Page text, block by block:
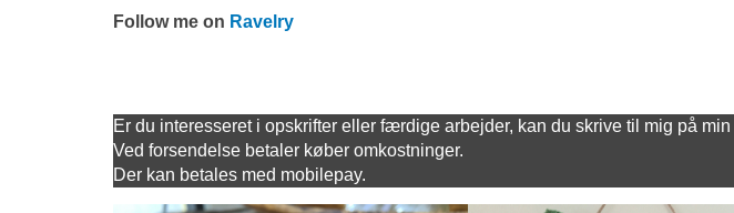
Follow me on Ravelry
Er du interesseret i opskrifter eller færdige arbejder, kan du skrive til mig på min
Ved forsendelse betaler køber omkostninger.
Der kan betales med mobilepay.